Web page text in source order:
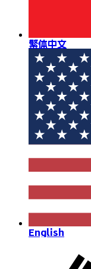
繁体中文
English